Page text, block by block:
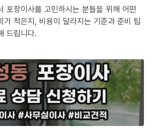
포장이사를 고민하시는 분들을 위해 어떤
가 적은지, 비용이 달라지는 기준과 준비 팁
드립니다.